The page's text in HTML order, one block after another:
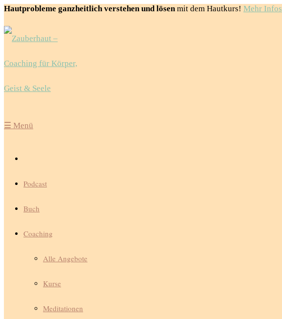
Hautprobleme ganzheitlich verstehen und lösenmit dem Hautkurs! Mehr Infos
☰ Menü
Podcast
Buch
Coaching
Alle Angebote
Kurse
Meditationen